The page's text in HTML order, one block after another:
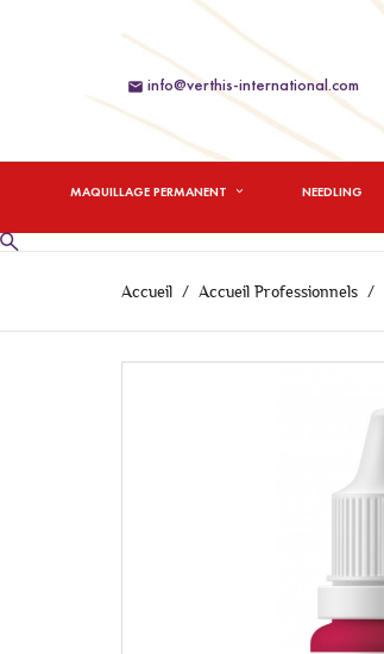
 info@verthis-international.com
MAQUILLAGE PERMANENT NEEDLING
Accueil Accueil Professionnels